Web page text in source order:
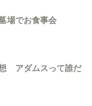
場でお食事会
想 アダムスって誰だ